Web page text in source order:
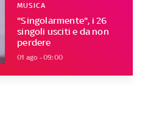
"Singolarmente", i 26
singoli usciti e da non
perdere
MUSICA
01 ago - 09:00